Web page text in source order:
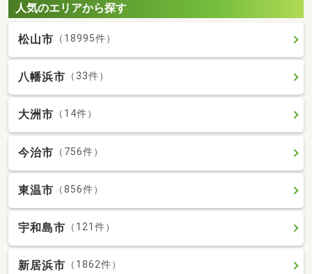
人気のエリアから探す
松山市 （18995件）
八幡浜市 （33件）
大洲市 （14件）
今治市 （756件）
東温市 （856件）
宇和島市 （121件）
新居浜市 （1862件）